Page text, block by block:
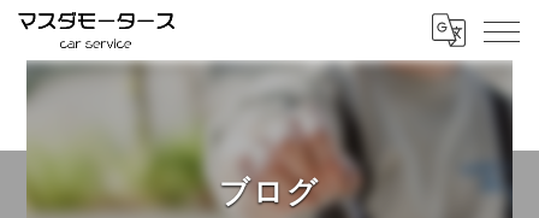
ブログ